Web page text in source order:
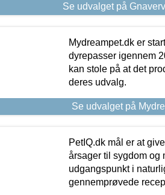
Se udvalget på
Mydreampet.dk er
dyrepasser igennem
kan stole på at det
deres udvalg.
Se udvalget på
PetIQ.dk mål er at
årsager til sygdom og
udgangspunkt i
gennemprøvede